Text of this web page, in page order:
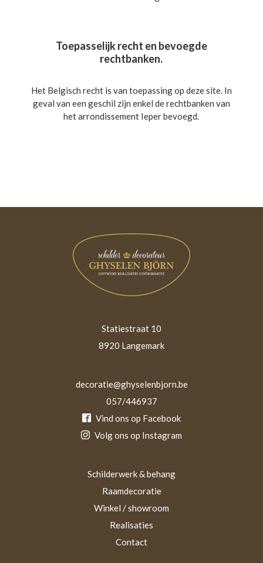
Toepasselijk recht en bevoegde
rechtbanken.
Het Belgisch recht is van toepassing op deze site. In
geval van een geschil zijn enkel de rechtbanken van
het arrondissement Ieper bevoegd.
Statiestraat 10
8920 Langemark
decoratie@ghyselenbjorn.be
057/446937
Vind ons op Facebook
Volg ons op Instagram
Schilderwerk & behang
Raamdecoratie
Winkel / showroom
Realisaties
Contact